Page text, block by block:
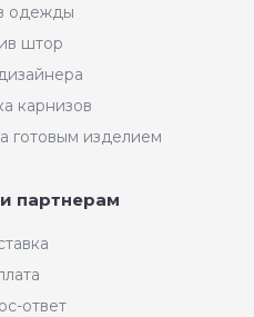
одежды
штор
карнизов
готовым изделием
партнерам
ответ